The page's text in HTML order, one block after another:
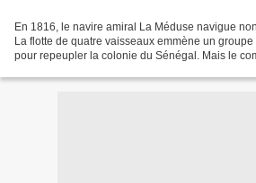
En 1816, le navire amiral La Méduse navigue
La flotte de quatre vaisseaux emmène un
pour repeupler la colonie du Sénégal. Mais le